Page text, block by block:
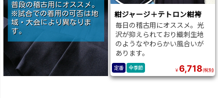
普段の稽古用にオススメ。
※試合での着用の可否は地
域・大会により異なりま
す。
紺ジャージ＋テトロン紺袴
毎日の稽古用にオススメ。光
沢が抑えられており織刺生地
のようなやわらかい風合いが
あります。
￥6,718(税別)
定番 全季節